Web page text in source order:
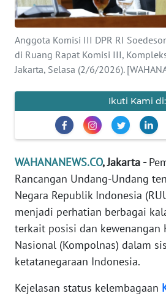
Anggota Komisi III DPR RI
di Ruang Rapat Komisi III,
Jakarta, Selasa (2/6/2026).
Ikuti Kami di:
WAHANANEWS.CO, Jakarta -
Rancangan Undang-Undang
Negara Republik Indonesia
menjadi perhatian berbagai
terkait posisi dan kewenangan
Nasional (Kompolnas) dalam
ketatanegaraan Indonesia.
Kejelasan status kelembagaan
PENDIDIKAN
OLAHRAGA
EDITORIAL
INDEKS
BERITA
KONTAK
KAMI
IKLAN